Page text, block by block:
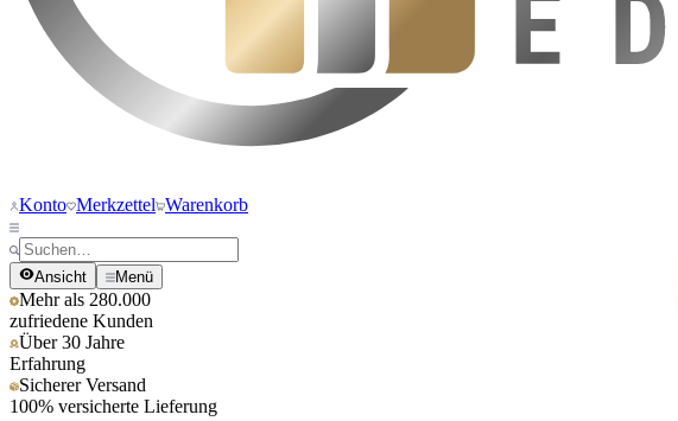
Konto Merkzettel Warenkorb
Ansicht Menü
Mehr als 280.000
zufriedene Kunden
Über 30 Jahre
Erfahrung
Sicherer Versand
100% versicherte Lieferung